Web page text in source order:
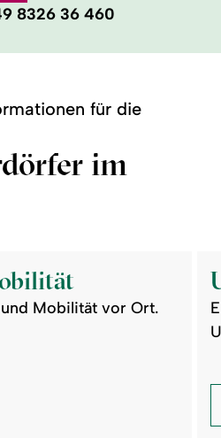
8326 36 460
für die
im
Mobilität vor Ort.